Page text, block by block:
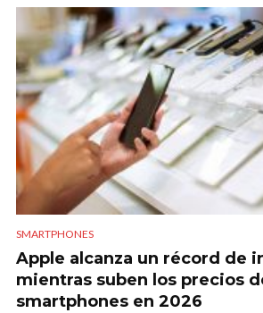
SMARTPHONES
Apple alcanza un récord de
mientras suben los precios
smartphones en 2026